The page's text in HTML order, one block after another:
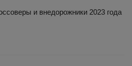
и внедорожники 2023 года